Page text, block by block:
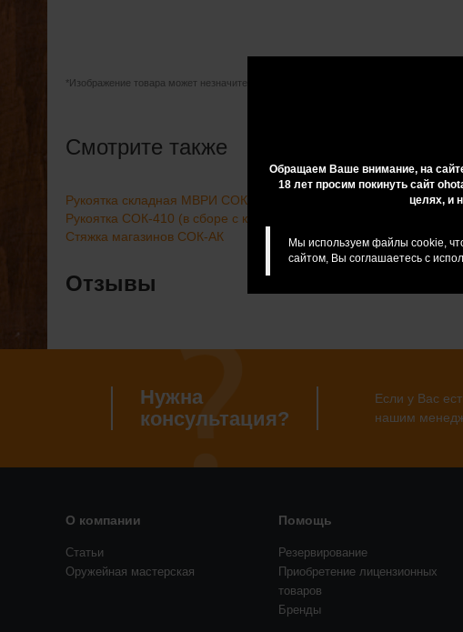
Обращаем Ваше внимание, на
18 лет просим покинуть сайт
целях, и
Мы используем файлы cookie,
сайтом, Вы соглашаетесь с
*Изображение товара может незначительно отличаться от оригинала
Смотрите также
Рукоятка складная МВРИ СОК-12
Рукоятка СОК-410 (в сборе с крепежом)
Стяжка магазинов СОК-АК
Отзывы
Нужна
консультация?
Если у Вас
нашим
О компании
Статьи
Оружейная мастерская
Помощь
Резервирование
Приобретение лицензионных
товаров
Бренды